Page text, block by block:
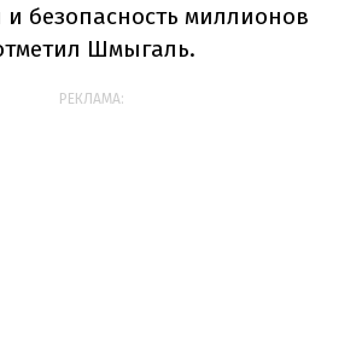
и безопасность миллионов
Шмыгаль.
РЕКЛАМА: